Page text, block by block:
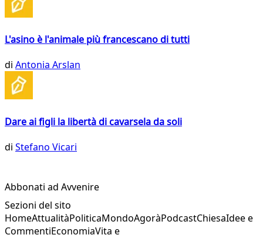
L'asino è l'animale più francescano di tutti
di Antonia Arslan
Dare ai figli la libertà di cavarsela da soli
di Stefano Vicari
Abbonati ad Avvenire
Sezioni del sito
HomeAttualitàPoliticaMondoAgoràPodcastChiesaIdee e
CommentiEconomiaVita e